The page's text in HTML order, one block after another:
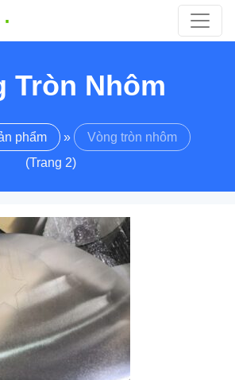
Tròn Nhôm
phẩm »
Vòng tròn nhôm
(Trang 2)